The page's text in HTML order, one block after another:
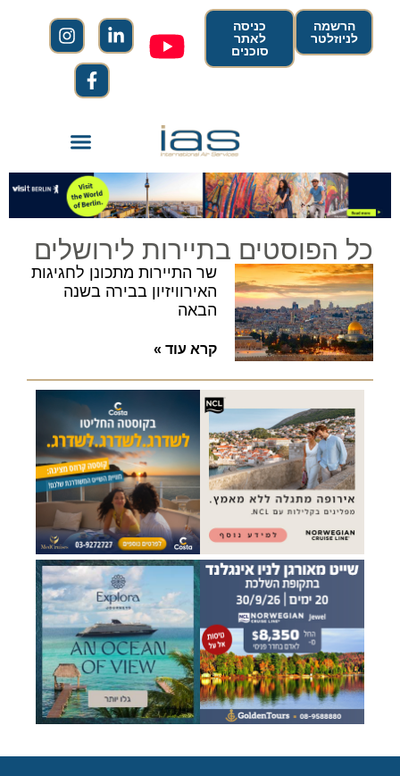
הרשמה
לניוזלטר
כניסה
לאתר
סוכנים
כל הפוסטים בתיירות לירושלים
שר התיירות מתכונן לחגיגות
האירוויזיון בבירה בשנה
הבאה
קרא עוד »